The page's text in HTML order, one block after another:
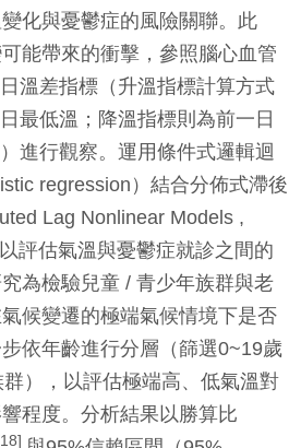
化與憂鬱症的風險關聯。此
能帶來的衝擊，參照腦心血管
溫差指標（升溫指標計算方式
最低溫；降溫指標則為前一日
進行觀察。運用條件式邏輯迴
regression）結合分佈式滯後
Lag Nonlinear Models ,
以評估氣溫與憂鬱症就診之間的
為檢驗兒童 / 青少年族群與老
候變遷的極端氣候情境下是否
依年齡進行分層（篩選0~19歲
），以評估極端高、低氣溫對
程度。分析結果以勝算比